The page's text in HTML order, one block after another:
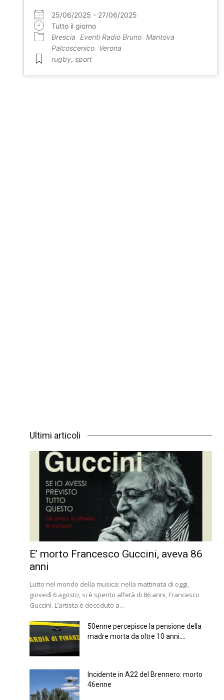
25/06/2025 - 27/06/2025
Tutto il giorno
Brescia
Eventi Radio Bruno Mantova
Palcoscenico Verona
rugby, sport
Ultimi articoli
E’ morto Francesco Guccini, aveva 86
anni
Lutto nel mondo della musica: nella mattinata di oggi,
giovedì 6 agosto, si è spento all’età di 86 anni, Francesco
Guccini. L’artista è deceduto a...
50enne percepisce la pensione della
madre morta da oltre 10 anni:...
Incidente in A22 del Brennero: morto
46enne